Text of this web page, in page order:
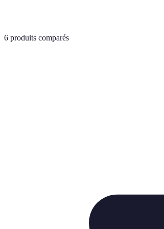
6 produits comparés